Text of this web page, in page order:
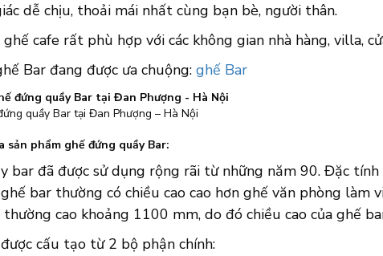
dễ chịu, thoải mái nhất cùng bạn bè, người thân.
cafe rất phù hợp với các không gian nhà hàng, villa,
Bar đang được ưa chuộng: ghế Bar
quầy Bar tại Đan Phượng – Hà Nội
sản phẩm ghế đứng quầy Bar:
bar đã được sử dụng rộng rãi từ những năm 90. Đặc
bar thường có chiều cao cao hơn ghế văn phòng làm
cao khoảng 1100 mm, do đó chiều cao của ghế
cấu tạo từ 2 bộ phận chính: